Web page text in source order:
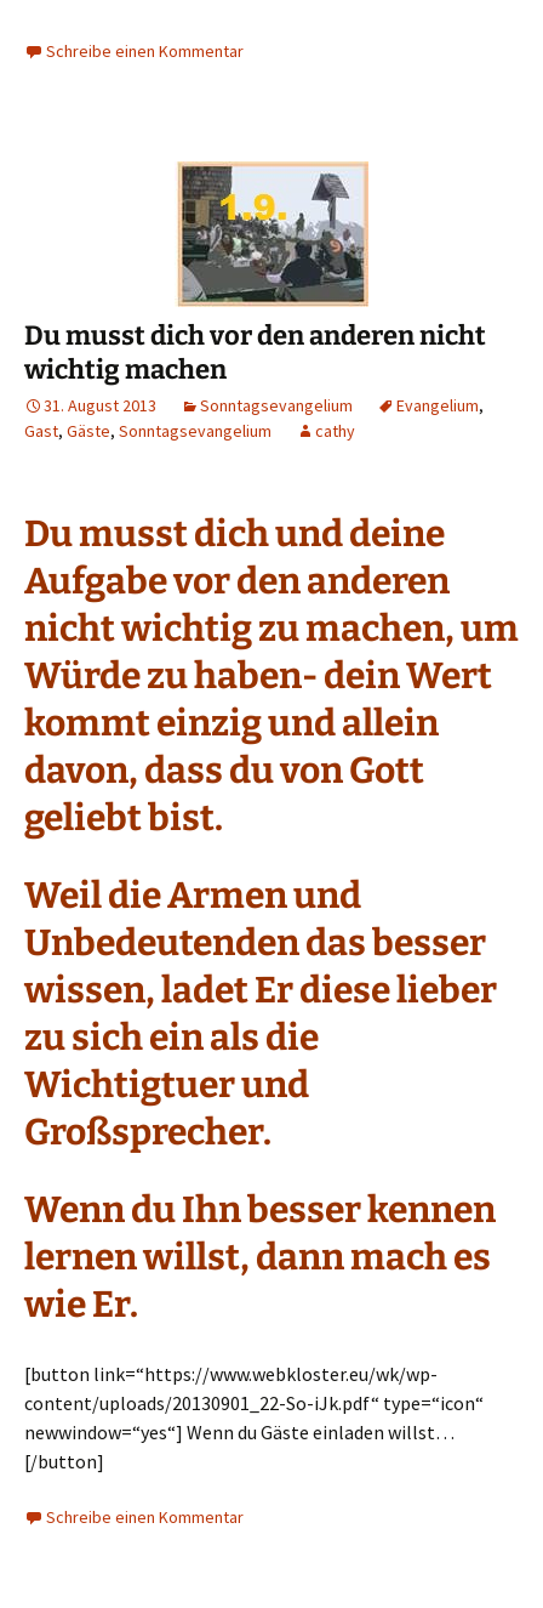
Schreibe einen Kommentar
Du musst dich vor den anderen nicht
wichtig machen
31. August 2013 Sonntagsevangelium Evangelium,
Gast, Gäste, Sonntagsevangelium cathy
Du musst dich und deine
Aufgabe vor den anderen
nicht wichtig zu machen, um
Würde zu haben- dein Wert
kommt einzig und allein
davon, dass du von Gott
geliebt bist.
Weil die Armen und
Unbedeutenden das besser
wissen, ladet Er diese lieber
zu sich ein als die
Wichtigtuer und
Großsprecher.
Wenn du Ihn besser kennen
lernen willst, dann mach es
wie Er.
[button link=“https://www.webkloster.eu/wk/wp-
content/uploads/20130901_22-So-iJk.pdf“ type=“icon“
newwindow=“yes“] Wenn du Gäste einladen willst…
[/button]
Schreibe einen Kommentar